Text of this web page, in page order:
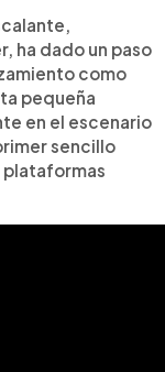
debuta
“Sueña”, y
de
redes
con el lema
sus sueños.
marcas y de
en temas
Ana Lu
ha dado un paso
como
pequeña
en el escenario
sencillo
plataformas